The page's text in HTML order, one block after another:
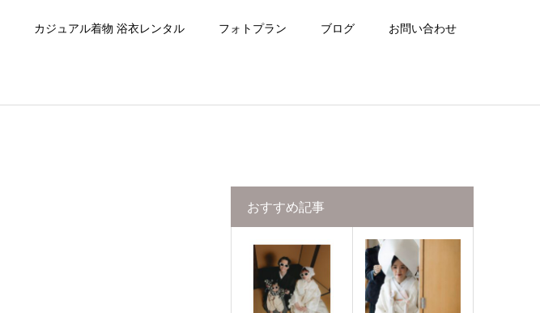
カジュアル着物 浴衣レンタル フォトプラン ブログ お問い合わせ
おすすめ記事